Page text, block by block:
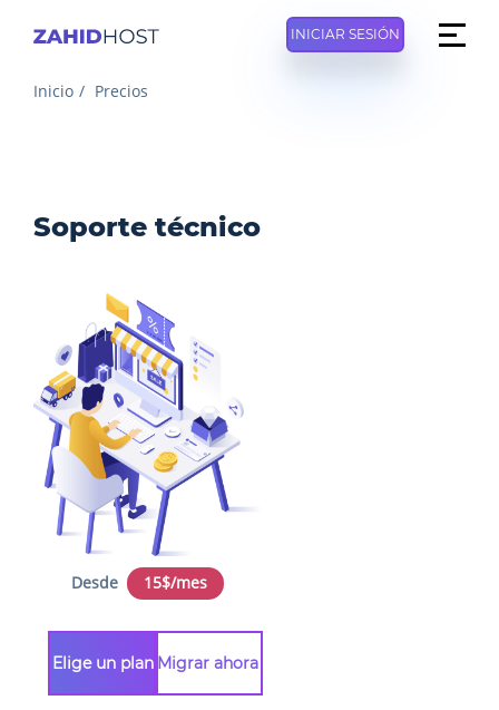
INICIAR SESIÓN
Inicio Precios
Soporte técnico
Desde 15$/mes
Elige un plan Migrar ahora